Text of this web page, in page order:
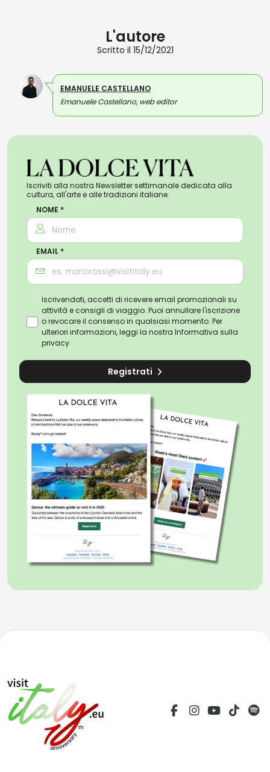
L'autore
Scritto il 15/12/2021
EMANUELE CASTELLANO
Emanuele Castellano, web editor
Iscriviti alla nostra Newsletter settimanale dedicata alla
cultura, all'arte e alle tradizioni italiane.
NOME *
EMAIL *
Iscrivendoti, accetti di ricevere email promozionali su
attività e consigli di viaggio. Puoi annullare l'iscrizione
o revocare il consenso in qualsiasi momento. Per
ulteriori informazioni, leggi la nostra Informativa sulla
privacy
Registrati